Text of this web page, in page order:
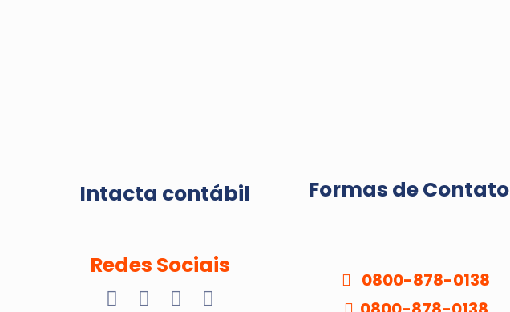
Intacta contábil
Redes Sociais
Formas de Contato
0800-878-0138